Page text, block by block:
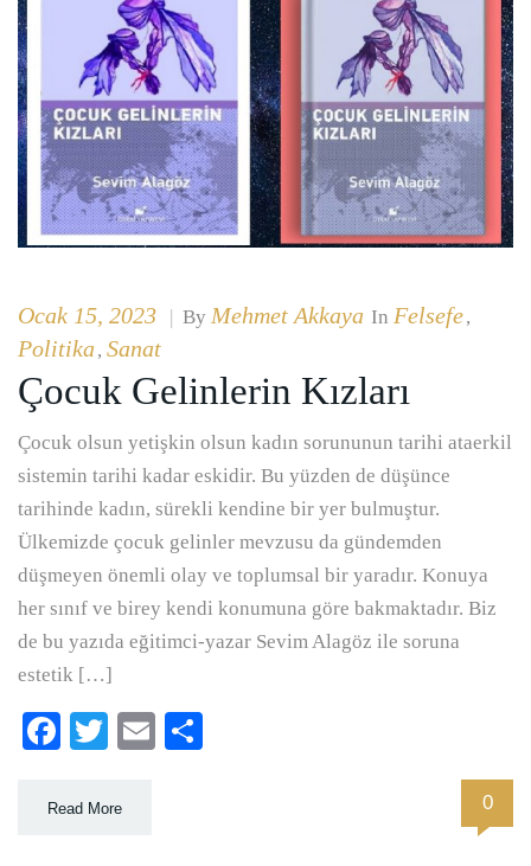
Ocak 15, 2023 By Mehmet Akkaya In Felsefe,
Politika, Sanat
Çocuk Gelinlerin Kızları
Çocuk olsun yetişkin olsun kadın sorununun tarihi ataerkil
sistemin tarihi kadar eskidir. Bu yüzden de düşünce
tarihinde kadın, sürekli kendine bir yer bulmuştur.
Ülkemizde çocuk gelinler mevzusu da gündemden
düşmeyen önemli olay ve toplumsal bir yaradır. Konuya
her sınıf ve birey kendi konumuna göre bakmaktadır. Biz
de bu yazıda eğitimci-yazar Sevim Alagöz ile soruna
estetik […]
Facebook
TwitterEmail
Read More 0